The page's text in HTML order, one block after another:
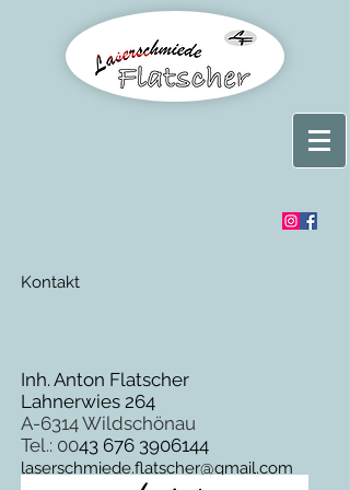
Kontakt
Inh. Anton Flatscher
Lahnerwies 264
A-6314 Wildschönau
Tel.: 0043 676 3906144
laserschmiede.flatscher@gmail.com